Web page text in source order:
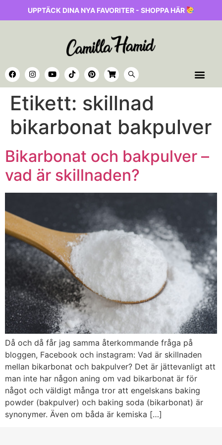
UPPTÄCK DINA NYA FAVORITER - SHOPPA HÄR
Etikett: skillnad
bikarbonat bakpulver
Bikarbonat och bakpulver –
vad är skillnaden?
Då och då får jag samma återkommande fråga på
bloggen, Facebook och instagram: Vad är skillnaden
mellan bikarbonat och bakpulver? Det är jättevanligt att
man inte har någon aning om vad bikarbonat är för
något och väldigt många tror att engelskans baking
powder (bakpulver) och baking soda (bikarbonat) är
synonymer. Även om båda är kemiska […]